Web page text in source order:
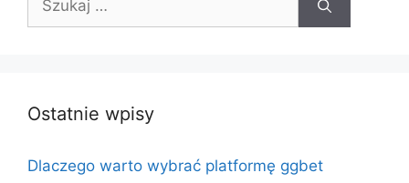
Ostatnie wpisy
Dlaczego warto wybrać platformę ggbet